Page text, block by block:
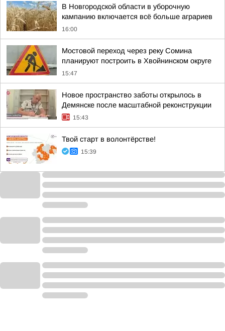
В Новгородской области в уборочную
кампанию включается всё больше аграриев
16:00
Мостовой переход через реку Сомина
планируют построить в Хвойнинском округе
15:47
Новое пространство заботы открылось в
Демянске после масштабной реконструкции
15:43
Твой старт в волонтёрстве!
15:39